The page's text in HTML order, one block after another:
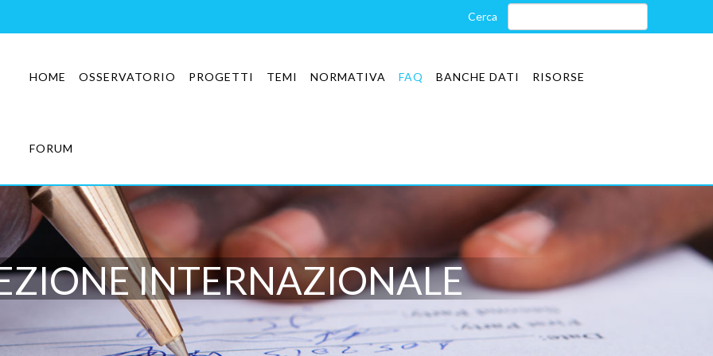
HOME OSSERVATORIO PROGETTI TEMI NORMATIVA FAQ BANCHE DATI RISORSE
FORUM
INTERNAZIONALE